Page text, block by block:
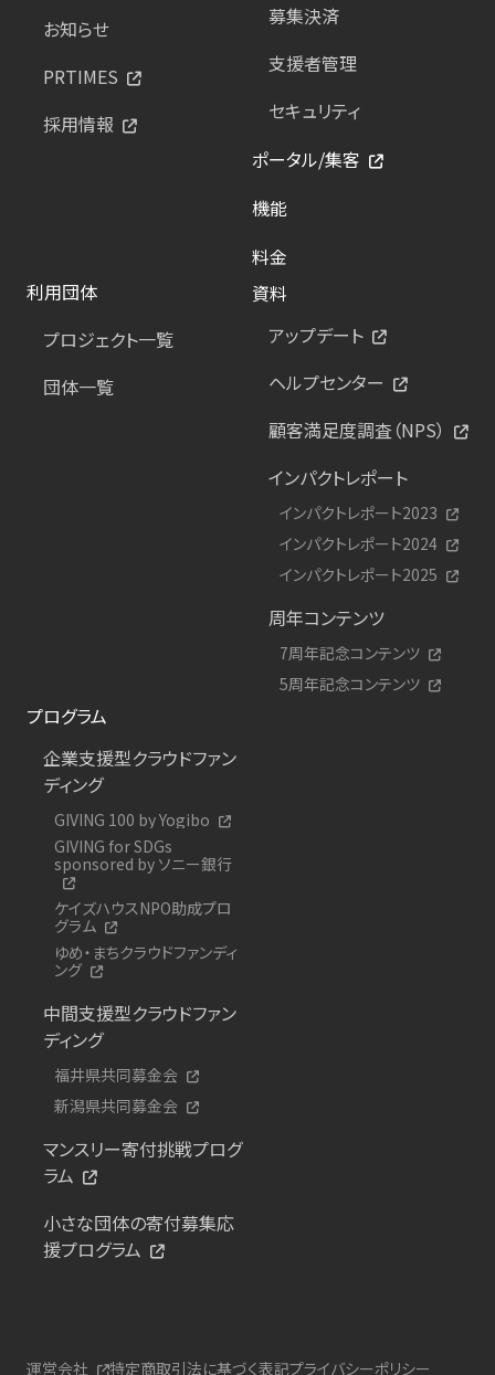
お知らせ
PRTIMES
採用情報
募集決済
支援者管理
セキュリティ
ポータル/集客
機能
料金
利用団体
プロジェクト一覧
団体一覧
資料
アップデート
ヘルプセンター
顧客満足度調査（NPS）
インパクトレポート
インパクトレポート2023
インパクトレポート2024
インパクトレポート2025
周年コンテンツ
7周年記念コンテンツ
5周年記念コンテンツ
プログラム
企業支援型クラウドファン
ディング
GIVING 100 by Yogibo
GIVING for SDGs
sponsored by ソニー銀行
ケイズハウスNPO助成プロ
グラム
ゆめ・まちクラウドファンディ
ング
中間支援型クラウドファン
ディング
福井県共同募金会
新潟県共同募金会
マンスリー寄付挑戦プログ
ラム
小さな団体の寄付募集応
援プログラム
運営会社 特定商取引法に基づく表記プライバシーポリシー